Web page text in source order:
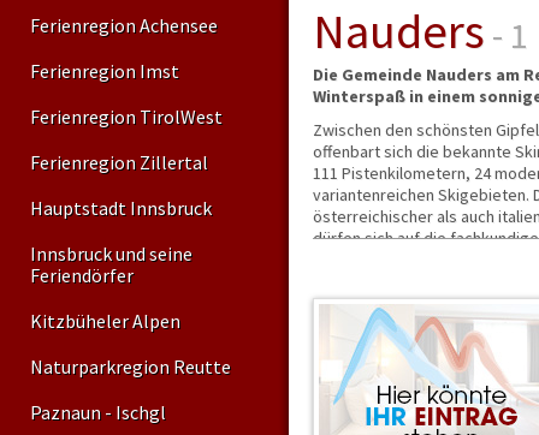
Ferienregion Achensee
Ferienregion Imst
Ferienregion TirolWest
Ferienregion Zillertal
Hauptstadt Innsbruck
Innsbruck und seine
Feriendörfer
Kitzbüheler Alpen
Naturparkregion Reutte
Paznaun - Ischgl
Nauders -
Die Gemeinde Nauders am
Winterspaß in einem
Zwischen den schönsten
offenbart sich die bekannte
111 Pistenkilometern, 24
variantenreichen Skigebieten.
österreichischer als auch
dürfen sich auf die
Grenzüberschreitungen von